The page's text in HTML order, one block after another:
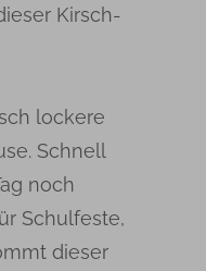
Kirsch-
lockere
Schnell
noch
Schulfeste,
dieser